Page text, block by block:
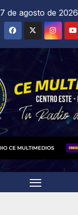
7 de agosto de 2026